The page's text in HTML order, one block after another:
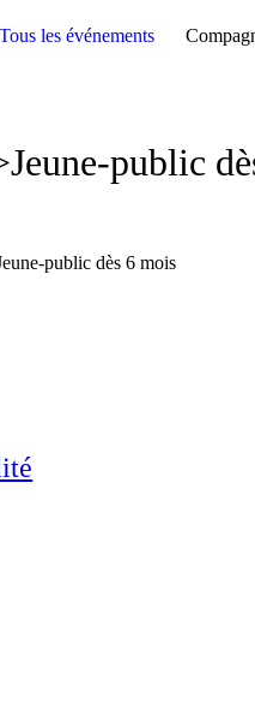
Tous les événements
public
public dès 6 mois